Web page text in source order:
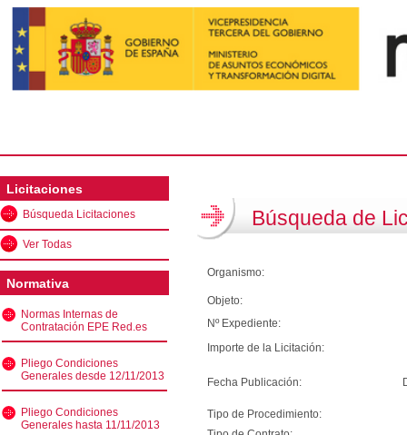
Licitaciones
Búsqueda Licitaciones
Ver Todas
Normativa
Normas Internas de
Contratación EPE Red.es
Pliego Condiciones
Generales desde 12/11/2013
Pliego Condiciones
Generales hasta 11/11/2013
Búsqueda de
Organismo:
Objeto:
Nº Expediente:
Importe de la Licitación:
Fecha Publicación:
Tipo de Procedimiento: